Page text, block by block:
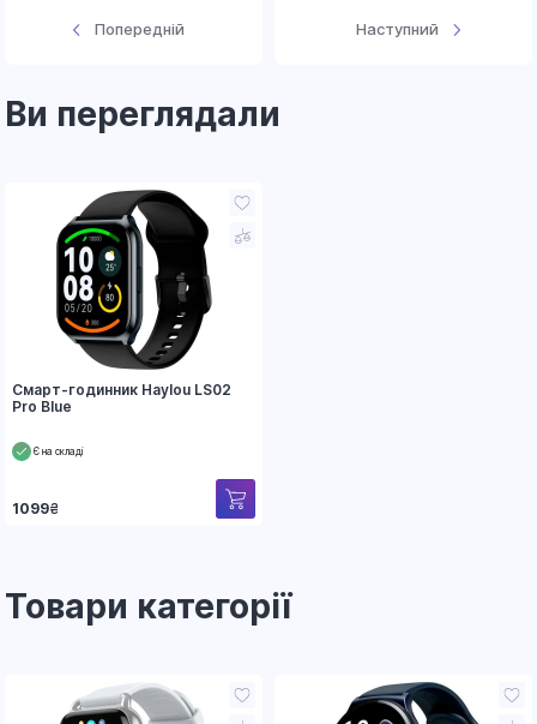
Попередній Наступний
Ви переглядали
Смарт-годинник Haylou LS02
Pro Blue
Є на складі
1099₴
Товари категорії